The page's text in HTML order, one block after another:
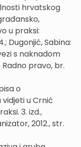
hrvatskog
u praksi:
Dugonjić, Sabina:
s naknadom
pravo, br.
o
u Crnić
3. izd.,
2012., str.